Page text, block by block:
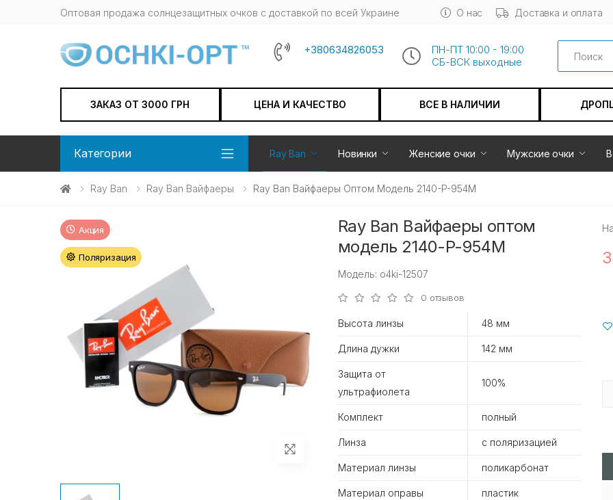
Оптовая продажа солнцезащитных очков c доставкой по всей Украине О нас Доставка и оплата
+380634826053
ПН-ПТ 10:00 - 19:00
СБ-ВСК выходные
Search
ЗАКАЗ ОТ 3000 ГРН ЦЕНА И КАЧЕСТВО ВСЕ В НАЛИЧИИ
Категории Ray Ban Новинки Женские очки Мужские очки
Ray Ban Ray Ban Вайфаеры Ray Ban Вайфаеры Оптом Модель 2140-P-954M
Акция
Поляризация
Ray Ban Вайфаеры оптом
модель 2140-P-954M
Модель: o4ki-12507
0 отзывов
Высота линзы 48 мм
Длина дужки 142 мм
Защита от
ультрафиолета
100%
Комплект полный
Линза с поляризацией
Материал линзы поликарбонат
Материал оправы пластик